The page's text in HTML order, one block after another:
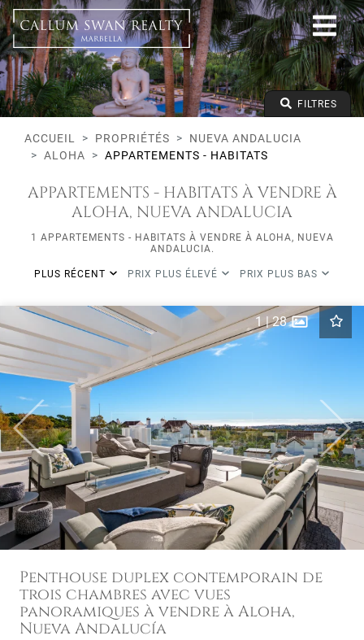
Tous les modes de vie
Nueva Andalucia
Aloha
Appartements - Habitats
Prix à partir de
Prix jusqu'à
Lits minimums FILTRES
ACCUEIL PROPRIÉTÉS
NUEVA ANDALUCIA
ALOHA
APPARTEMENTS - HABITATS
APPARTEMENTS - HABITATS À VENDRE À
ALOHA, NUEVA ANDALUCIA
1 APPARTEMENTS - HABITATS À VENDRE À ALOHA, NUEVA
ANDALUCIA.
PLUS RÉCENT PRIX PLUS ÉLEVÉ PRIX PLUS BAS
Previous Next
1|28
Penthouse duplex contemporain de
trois chambres avec vues
panoramiques à vendre à Aloha,
Nueva Andalucía